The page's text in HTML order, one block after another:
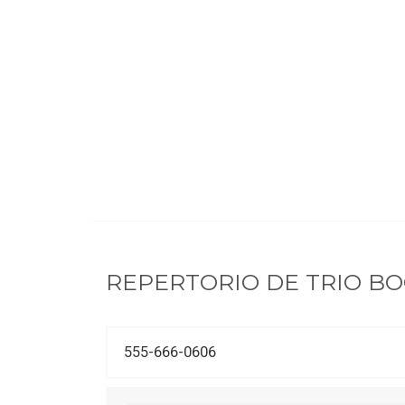
REPERTORIO DE TRIO
555-666-0606